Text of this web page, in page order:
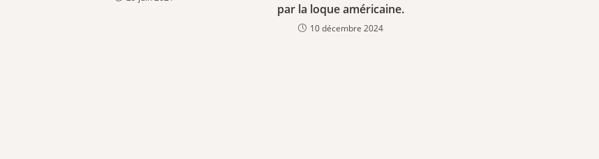
par la loque américaine.
10 décembre 2024